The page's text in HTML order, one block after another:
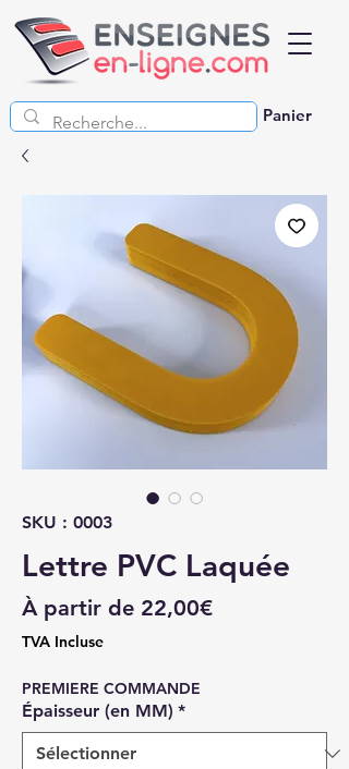
Panier
SKU : 0003
Lettre PVC Laquée
À partir de 22,00€Prix
TVA Incluse
PREMIERE COMMANDE
Épaisseur (en MM) *